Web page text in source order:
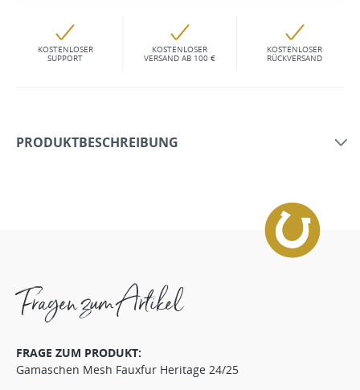
KOSTENLOSER
SUPPORT
KOSTENLOSER
VERSAND AB 100 €
KOSTENLOSER
RÜCKVERSAND
PRODUKTBESCHREIBUNG
Fragen zum Artikel
FRAGE ZUM PRODUKT:
Gamaschen Mesh Fauxfur Heritage 24/25